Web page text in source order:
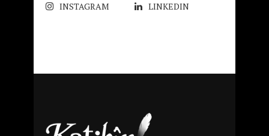
INSTAGRAM
LINKEDIN